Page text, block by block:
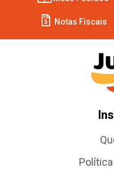
Notas Fiscais